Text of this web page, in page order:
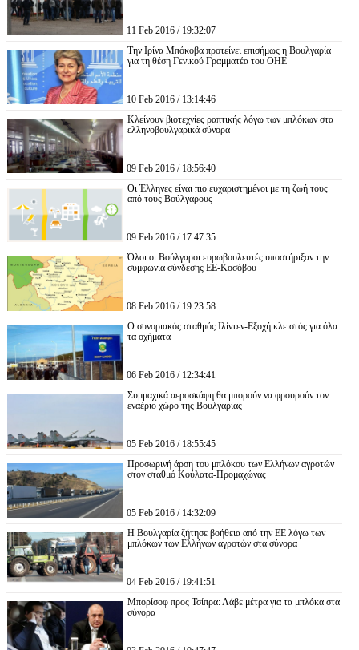
11 Feb 2016 / 19:32:07
Την Ιρίνα Μπόκοβα προτείνει επισήμως η Βουλγαρία
για τη θέση Γενικού Γραμματέα του ΟΗΕ
10 Feb 2016 / 13:14:46
Κλείνουν βιοτεχνίες ραπτικής λόγω των μπλόκων στα
ελληνοβουλγαρικά σύνορα
09 Feb 2016 / 18:56:40
Οι Έλληνες είναι πιο ευχαριστημένοι με τη ζωή τους
από τους Βούλγαρους
09 Feb 2016 / 17:47:35
Όλοι οι Βούλγαροι ευρωβουλευτές υποστήριξαν την
συμφωνία σύνδεσης ΕΕ-Κοσόβου
08 Feb 2016 / 19:23:58
Ο συνοριακός σταθμός Ιλίντεν-Εξοχή κλειστός για όλα
τα οχήματα
06 Feb 2016 / 12:34:41
Συμμαχικά αεροσκάφη θα μπορούν να φρουρούν τον
εναέριο χώρο της Βουλγαρίας
05 Feb 2016 / 18:55:45
Προσωρινή άρση του μπλόκου των Ελλήνων αγροτών
στον σταθμό Κούλατα-Προμαχώνας
05 Feb 2016 / 14:32:09
Η Βουλγαρία ζήτησε βοήθεια από την ΕΕ λόγω των
μπλόκων των Ελλήνων αγροτών στα σύνορα
04 Feb 2016 / 19:41:51
Μπορίσοφ προς Τσίπρα: Λάβε μέτρα για τα μπλόκα στα
σύνορα